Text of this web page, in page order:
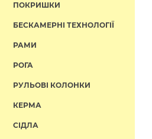
ПОКРИШКИ
БЕСКАМЕРНІ ТЕХНОЛОГІЇ
РАМИ
РОГА
РУЛЬОВІ КОЛОНКИ
КЕРМА
СІДЛА
Втулка задняя Quando KT-